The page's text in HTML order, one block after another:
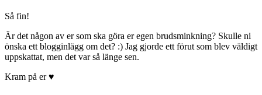
Så fin!
Är det någon av er som ska göra er egen brudsminkning? Skulle ni
önska ett blogginlägg om det? :) Jag gjorde ett förut som blev väldigt
uppskattat, men det var så länge sen.
Kram på er ♥